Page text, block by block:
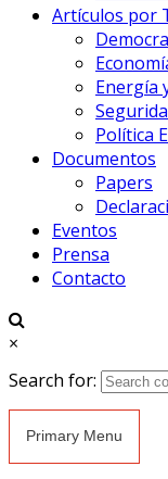
Artículos por
Energía
Política
Documentos
Papers
Eventos
Prensa
Contacto
×
Search for:
Primary Menu